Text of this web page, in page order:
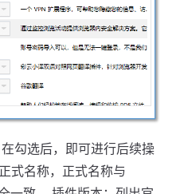
勾选后，即可进行后续操
式名称，正式名称与